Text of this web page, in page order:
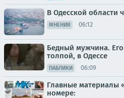
В Одесской области
МНЕНИЯ 06:12
Бедный мужчина.
толпой, в Одессе
ПАБЛИКИ 06:09
Главные материалы
номере: